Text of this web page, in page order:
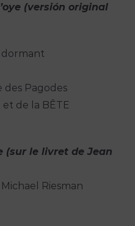
(versión original
dormant
Pagodes
et de la BÊTE
(sur le livret de Jean
Riesman